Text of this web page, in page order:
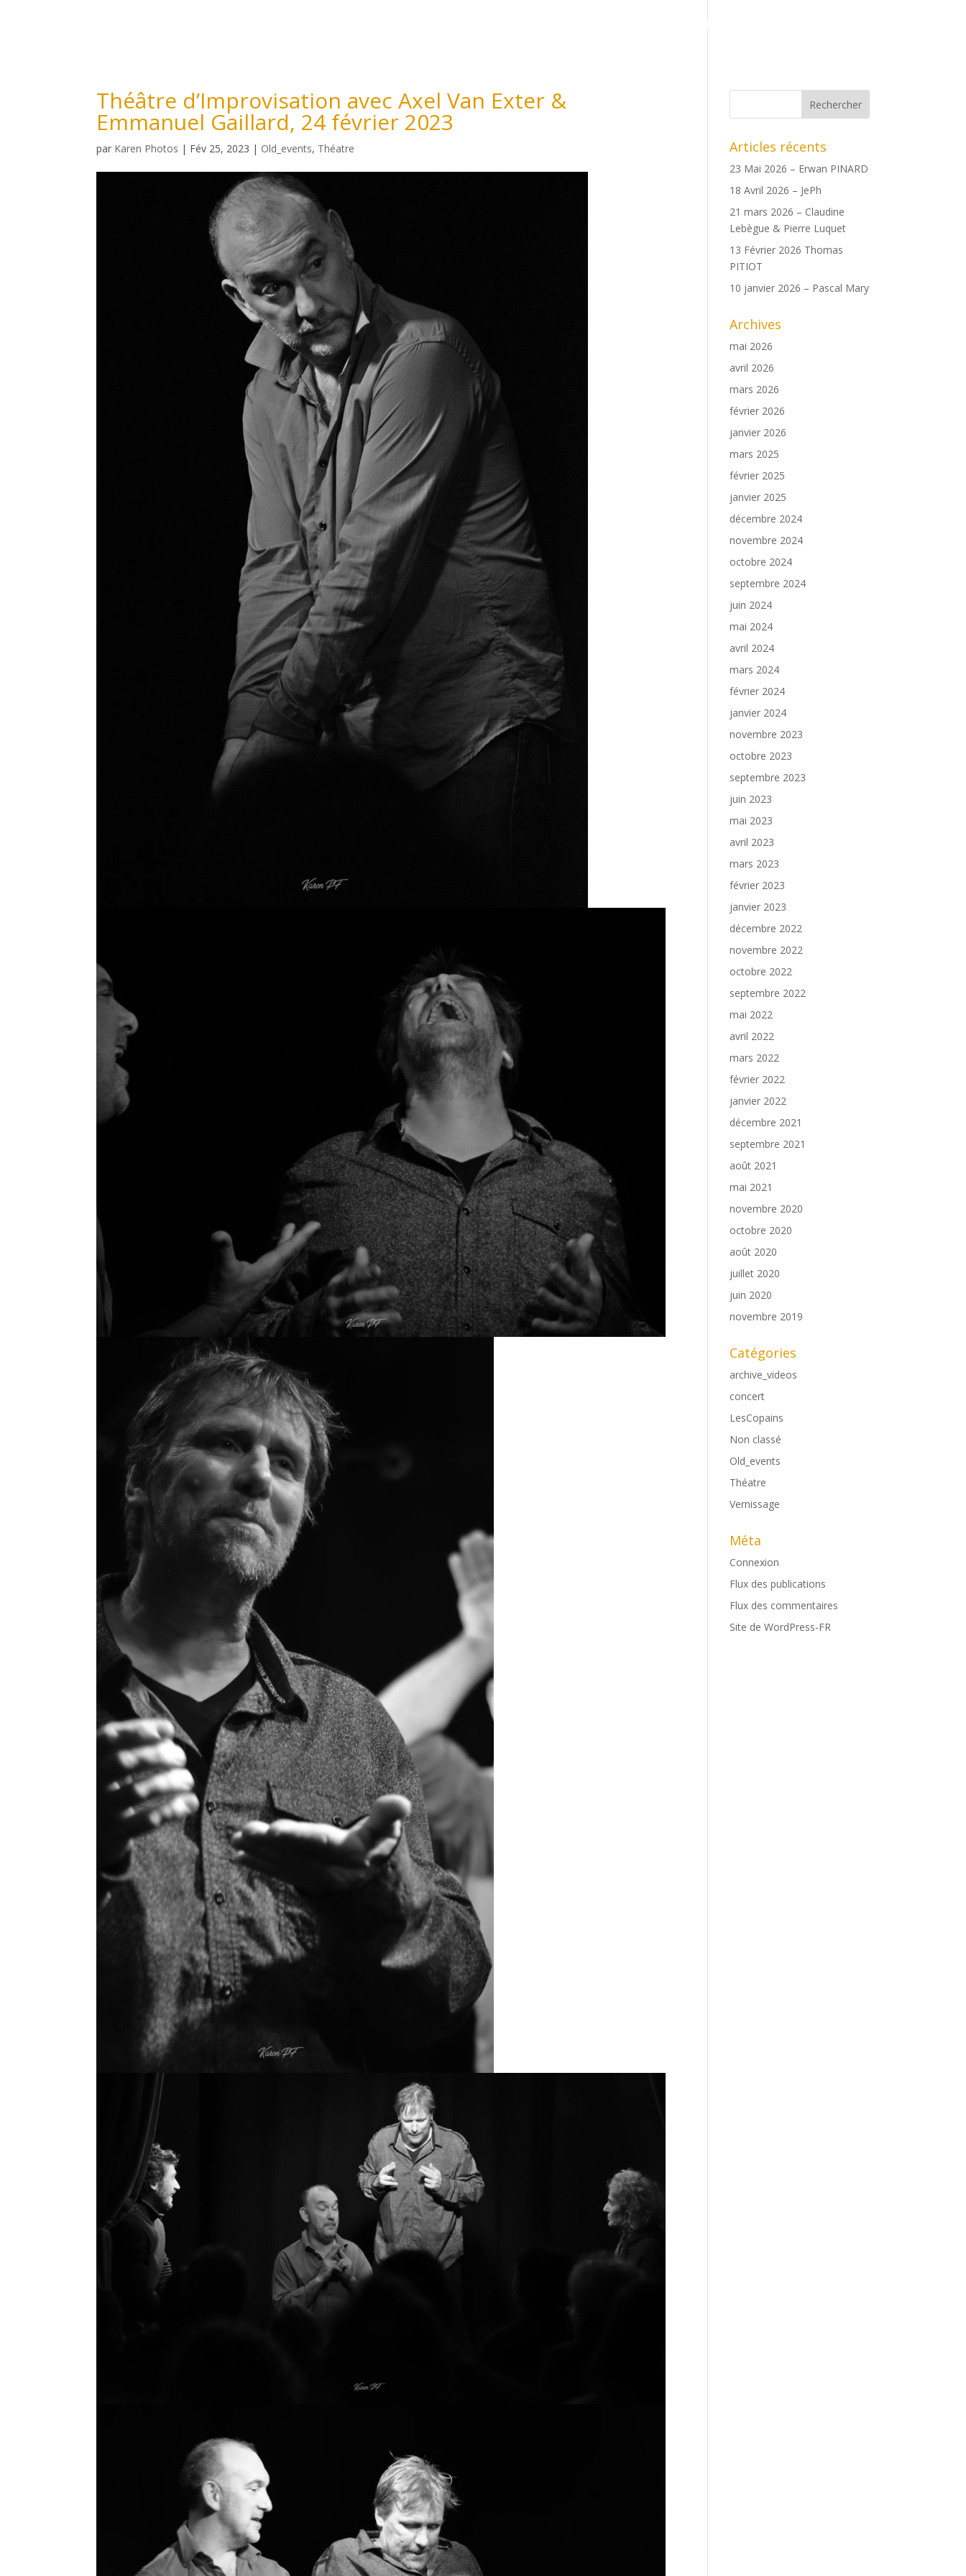
Boutique
Théâtre d’Improvisation avec Axel Van Exter &
Emmanuel Gaillard, 24 février 2023
par Karen Photos | Fév 25, 2023 | Old_events, Théatre Articles récents
23 Mai 2026 – Erwan PINARD
18 Avril 2026 – JePh
21 mars 2026 – Claudine
Lebègue & Pierre Luquet
13 Février 2026 Thomas
PITIOT
10 janvier 2026 – Pascal Mary
Archives
mai 2026
avril 2026
mars 2026
février 2026
janvier 2026
mars 2025
février 2025
janvier 2025
décembre 2024
novembre 2024
octobre 2024
septembre 2024
juin 2024
mai 2024
avril 2024
mars 2024
février 2024
janvier 2024
novembre 2023
octobre 2023
septembre 2023
juin 2023
mai 2023
avril 2023
mars 2023
février 2023
janvier 2023
décembre 2022
novembre 2022
octobre 2022
septembre 2022
mai 2022
avril 2022
mars 2022
février 2022
janvier 2022
décembre 2021
septembre 2021
août 2021
mai 2021
novembre 2020
octobre 2020
août 2020
juillet 2020
juin 2020
novembre 2019
Catégories
archive_videos
concert
LesCopains
Non classé
Old_events
Théatre
Vernissage
Méta
Connexion
Flux des publications
Flux des commentaires
Site de WordPress-FR